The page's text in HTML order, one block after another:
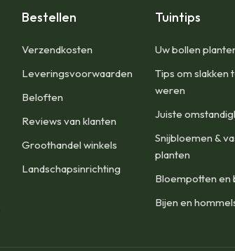
Bestellen
​Verzendkosten
Leveringsvoorwaarden
Beloften
Reviews van klanten
Groothandel winkels
Landschapsinrichting
Tuintips
Uw bollen
Tips om slakken
weren
Juiste
Snijbloemen &
planten
Bloempotten en
Bijen en